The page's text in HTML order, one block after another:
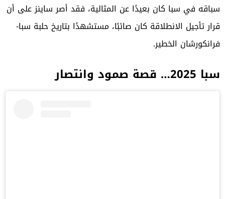
سباقه في سبا كان بعيدًا عن المثالية، فقد أصر ساينز على أن
قرار تأجيل الانطلاقة كان صائبًا، مستشهدًا بتاريخ حلبة سبا-
فرانكورشان الخطير.
سبا 2025… قصة صمود وانتصار